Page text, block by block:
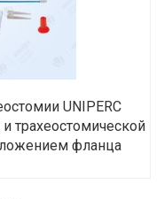
UNIPERC
трахеостомической
фланца